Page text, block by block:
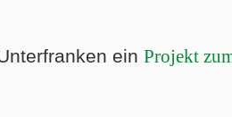
ein Projekt